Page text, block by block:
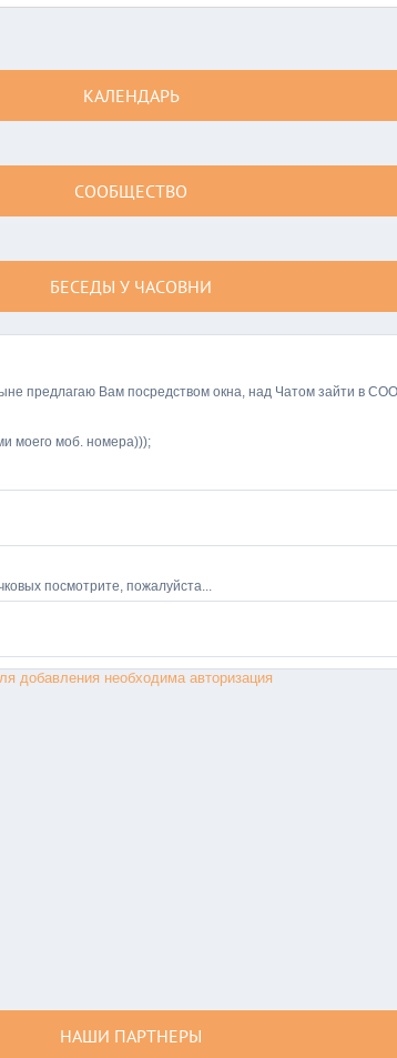
КАЛЕНДАРЬ
СООБЩЕСТВО
БЕСЕДЫ У ЧАСОВНИ
добавления необходима авторизация
НАШИ ПАРТНЕРЫ